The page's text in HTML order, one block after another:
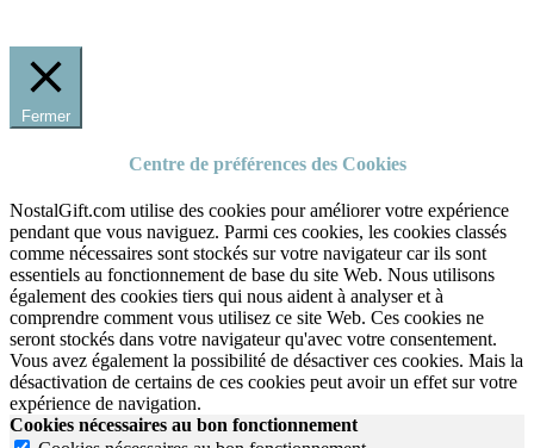
Fermer
Centre de préférences des Cookies
NostalGift.com utilise des cookies pour améliorer votre expérience
pendant que vous naviguez. Parmi ces cookies, les cookies classés
comme nécessaires sont stockés sur votre navigateur car ils sont
essentiels au fonctionnement de base du site Web. Nous utilisons
également des cookies tiers qui nous aident à analyser et à
comprendre comment vous utilisez ce site Web. Ces cookies ne
seront stockés dans votre navigateur qu'avec votre consentement.
Vous avez également la possibilité de désactiver ces cookies. Mais la
désactivation de certains de ces cookies peut avoir un effet sur votre
expérience de navigation.
Cookies nécessaires au bon fonctionnement